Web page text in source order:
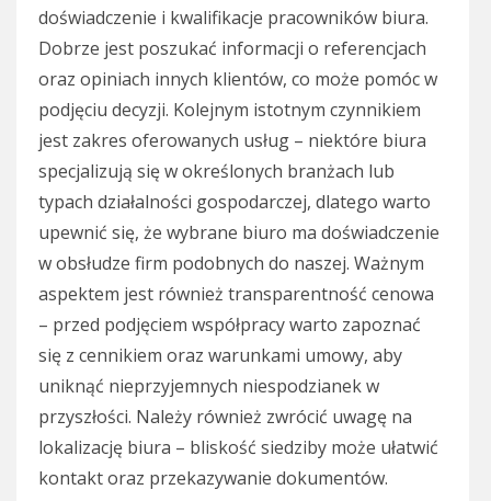
doświadczenie i kwalifikacje pracowników biura.
Dobrze jest poszukać informacji o referencjach
oraz opiniach innych klientów, co może pomóc w
podjęciu decyzji. Kolejnym istotnym czynnikiem
jest zakres oferowanych usług – niektóre biura
specjalizują się w określonych branżach lub
typach działalności gospodarczej, dlatego warto
upewnić się, że wybrane biuro ma doświadczenie
w obsłudze firm podobnych do naszej. Ważnym
aspektem jest również transparentność cenowa
– przed podjęciem współpracy warto zapoznać
się z cennikiem oraz warunkami umowy, aby
uniknąć nieprzyjemnych niespodzianek w
przyszłości. Należy również zwrócić uwagę na
lokalizację biura – bliskość siedziby może ułatwić
kontakt oraz przekazywanie dokumentów.